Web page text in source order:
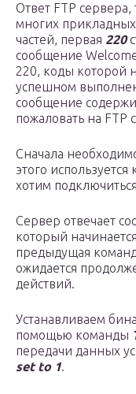
Ответ FTP
многих прикладных
частей, первая 220
сообщение
220, коды которой
успешном
сообщение
пожаловать на FTP
Сначала
этого используется
хотим
Сервер отвечает
который
предыдущая
ожидается
действий.
Устанавливаем
помощью команды
передачи данных
set to 1.